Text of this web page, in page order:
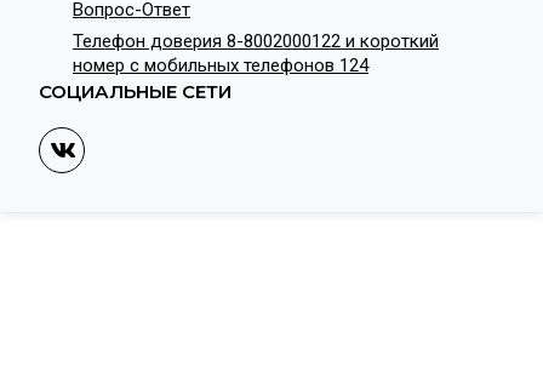
Вопрос-Ответ
Телефон доверия 8-8002000122 и короткий
номер с мобильных телефонов 124
СОЦИАЛЬНЫЕ СЕТИ